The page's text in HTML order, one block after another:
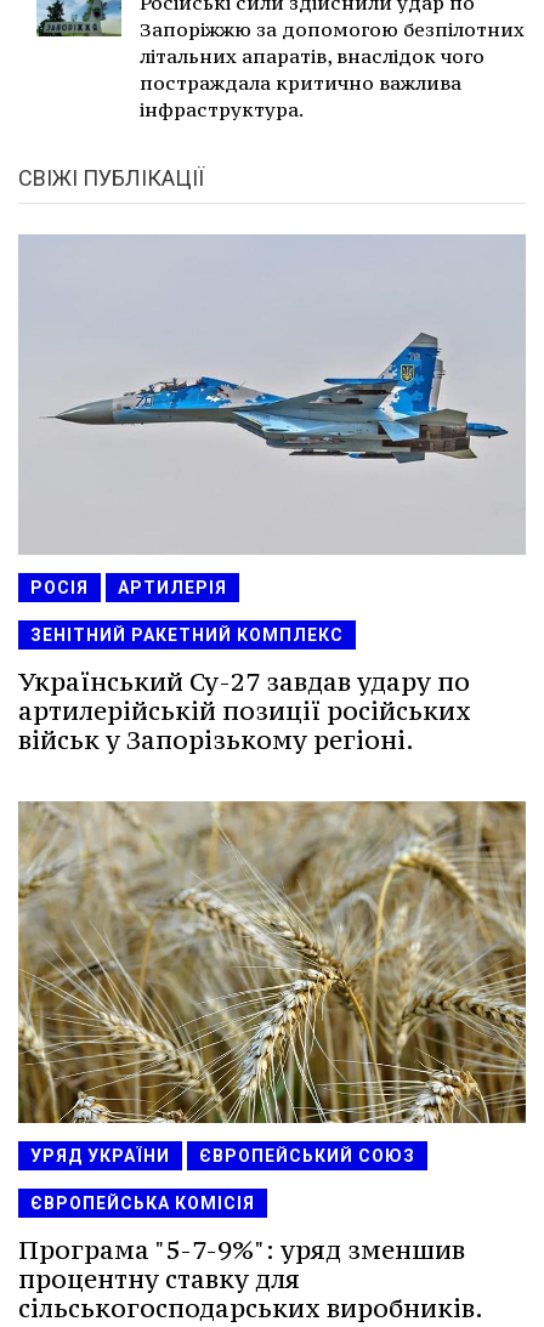
Запоріжжю за допомогою безпілотних
літальних апаратів, внаслідок чого
постраждала критично важлива
інфраструктура.
СВІЖІ ПУБЛІКАЦІЇ
РОСІЯ АРТИЛЕРІЯ
ЗЕНІТНИЙ РАКЕТНИЙ КОМПЛЕКС
Український Су-27 завдав удару по
артилерійській позиції російських
військ у Запорізькому регіоні.
УРЯД УКРАЇНИ ЄВРОПЕЙСЬКИЙ СОЮЗ
ЄВРОПЕЙСЬКА КОМІСІЯ
Програма "5-7-9%": уряд зменшив
процентну ставку для
сільськогосподарських виробників.